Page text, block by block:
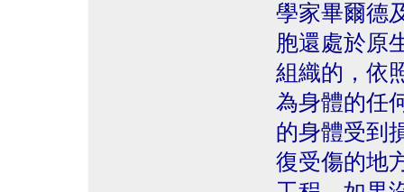
學家畢爾德
胞還處於原
組織的，依
為身體的任
的身體受到
復受傷的地